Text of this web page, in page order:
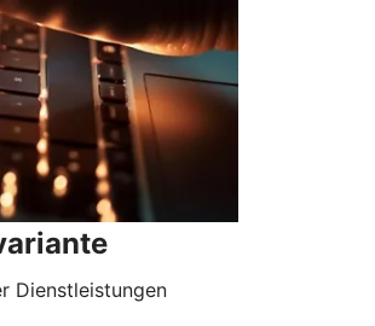
Dienstleistungen